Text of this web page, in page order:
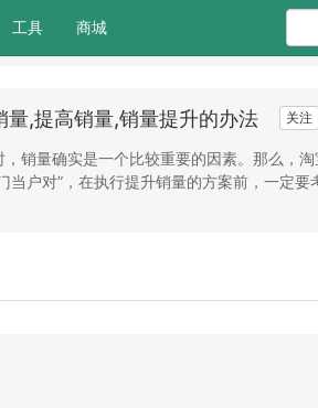
工具 商城
,提高销量,销量提升的办法 关注
销量确实是一个比较重要的因素。那么，
户对”，在执行提升销量的方案前，一定